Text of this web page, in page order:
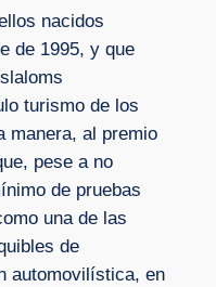
nacidos
de 1995, y que
turismo de los
manera, al premio
pese a no
de pruebas
una de las
de
automovilística, en